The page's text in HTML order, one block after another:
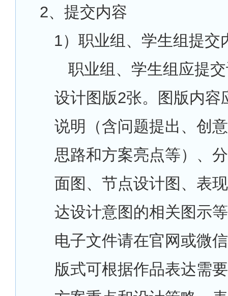
2、提交内容
1）职业组、学生组提交
职业组、学生组应提
设计图版2张。图版内容
说明（含问题提出、创
思路和方案亮点等）、
面图、节点设计图、表
达设计意图的相关图示
电子文件请在官网或微
版式可根据作品表达需